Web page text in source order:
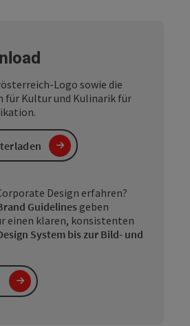
Logo sowie die
für Kultur und Kulinarik für
Design erfahren?
Guidelines geben
einen klaren, konsistenten
System bis zur Bild- und